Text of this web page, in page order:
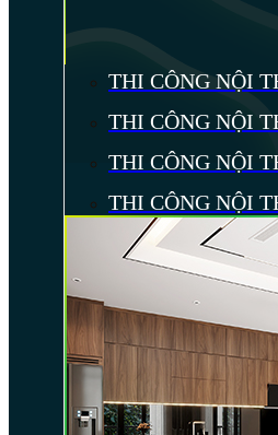
THI CÔNG NỘI
THI CÔNG NỘI
THI CÔNG NỘI
THI CÔNG NỘI